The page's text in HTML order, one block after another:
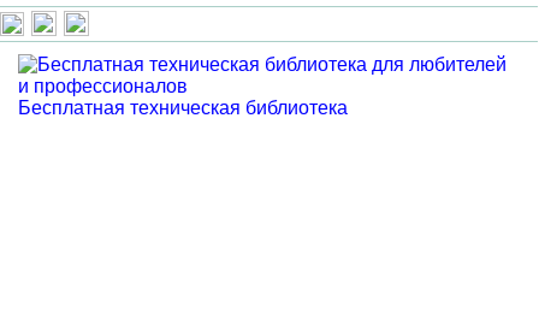
Бесплатная техническая библиотека